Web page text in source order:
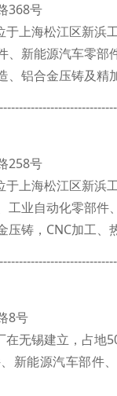
368号
上海松江区新浜
新能源汽车零部
铝合金压铸及精
258号
上海松江区新浜
业自动化零部件
铸，CNC加工、
8号
无锡建立，占地50
新能源汽车部件